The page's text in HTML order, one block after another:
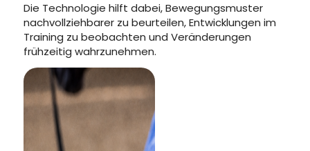
Die Technologie hilft dabei, Bewegungsmuster
nachvollziehbarer zu beurteilen, Entwicklungen im
Training zu beobachten und Veränderungen
frühzeitig wahrzunehmen.